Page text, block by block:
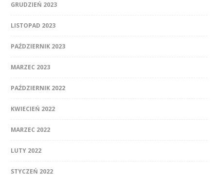
GRUDZIEŃ 2023
LISTOPAD 2023
PAŹDZIERNIK 2023
MARZEC 2023
PAŹDZIERNIK 2022
KWIECIEŃ 2022
MARZEC 2022
LUTY 2022
STYCZEŃ 2022